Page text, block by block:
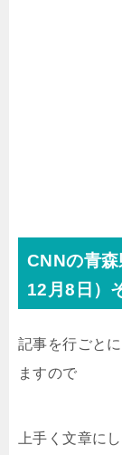
CNNの青
12 月8 日）
記事を行ごと
ますので
上手く文章に